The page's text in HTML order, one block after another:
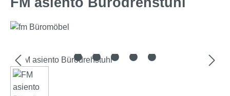
Bildergalerie überspringen